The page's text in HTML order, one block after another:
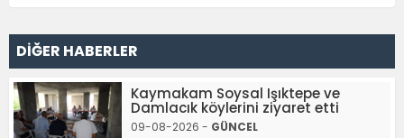
DİĞER HABERLER
Kaymakam Soysal Işıktepe ve
Damlacık köylerini ziyaret etti
09-08-2026 - GÜNCEL